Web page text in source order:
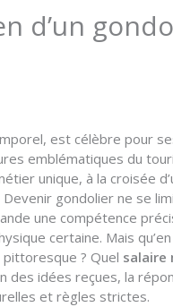
d’un
est célèbre pour
emblématiques du
unique, à la croisée
gondolier ne se
une compétence
certaine. Mais
? Quel salaire
des idées reçues, la
et règles strictes.